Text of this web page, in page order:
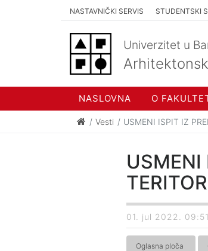
NASTAVNIČKI SERVIS STUDENTSKI
Univerzitet u
NASLOVNA O
Vesti USMENI ISPIT IZ
USMENI
01. jul 2022.
Oglasna ploča